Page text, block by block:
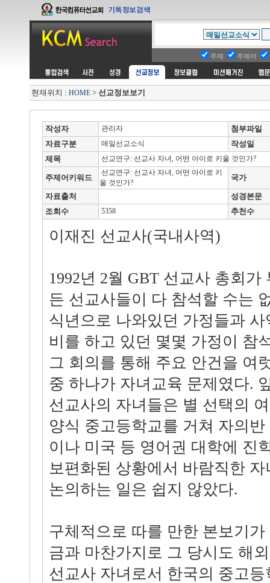
주제 주제어
현재위치 : HOME > 선교정보보기
작성자 관리자
첨부파일
자료구분
매일선교소식
작성일
제목
선교연구: 선교사 자녀, 어떤 아이로 키울 것인가?
주제어키워드
선교연구: 선교사 자녀, 어떤 아이로 키
울 것인가?
국가
자료출처
성경본문
조회수
5358 추천수
이재진 선교사(국내사역)
1992년 2월 GBT 선교사 총회
든 선교사들이 다 참석할 수는
식년으로 나와있던 가정들과
비를 하고 있던 몇몇 가정이 참
그 회의를 통해 주요 안건을 여
중 하나가 자녀교육 문제였다.
선교사의 자녀들은 별 선택의
양식 중고등학교를 거쳐 자의
이나 미국 등 영어권 대학에 진
보편화된 상황에서 바람직한
논의하는 일은 쉽지 않았다.
구체적으로 따를 만한 본보기
금과 마찬가지로 그 당시도 해
선교사 자녀로서 한국의 중고